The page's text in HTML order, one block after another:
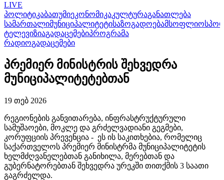
LIVE
პოლიტიკაბათუმიეკონომიკაკულტურაგანათლება
სამართალიმუნიციპალიტეტისაზოგადოებამსოფლიო
ტელევიზიაგადაცემებიპროგრამა
რადიოგადაცემები
პრემიერ მინისტრის შეხვედრა
მუნიციპალიტეტებთან
19 თებ 2026
რეგიონების განვითარება, ინფრასტრუქტურული
სამუშაოები, მოკლე და გრძელვადიანი გეგმები,
კორუფციის პრევენცია - ეს ის საკითხებია, რომელიც
საქართველოს პრემიერ მინისტრმა მუნიციპალიტეტის
ხელმძღვანელებთან განიხილა, მერებთან და
გუბერნატორებთან შეხვედრა ურეკში თითქმის 3 საათი
გაგრძელდა.